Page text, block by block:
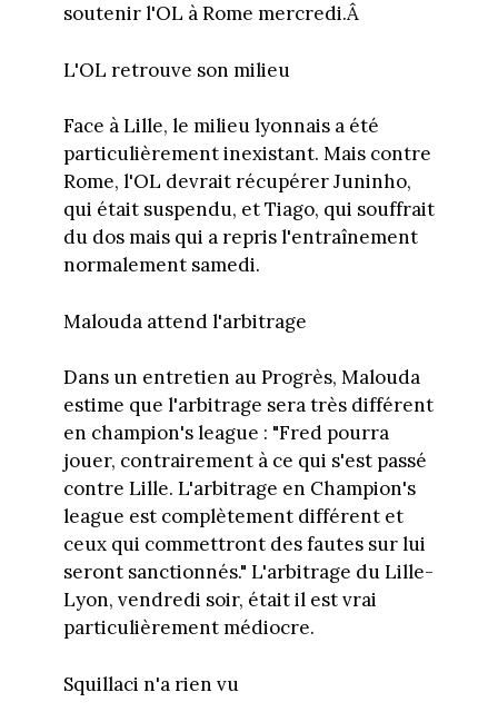
soutenir l'OL à Rome mercredi.Â
L'OL retrouve son milieu
Face à Lille, le milieu lyonnais a été
particulièrement inexistant. Mais contre
Rome, l'OL devrait récupérer Juninho,
qui était suspendu, et Tiago, qui souffrait
du dos mais qui a repris l'entraînement
normalement samedi.
Malouda attend l'arbitrage
Dans un entretien au Progrès, Malouda
estime que l'arbitrage sera très différent
en champion's league : "Fred pourra
jouer, contrairement à ce qui s'est passé
contre Lille. L'arbitrage en Champion's
league est complètement différent et
ceux qui commettront des fautes sur lui
seront sanctionnés." L'arbitrage du Lille-
Lyon, vendredi soir, était il est vrai
particulièrement médiocre.
Squillaci n'a rien vu